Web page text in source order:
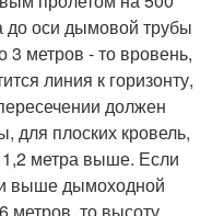
до оси дымовой трубы
3 метров - то вровень,
линия к горизонту,
должен
для плоских кровель,
метра выше. Если
выше дымоходной